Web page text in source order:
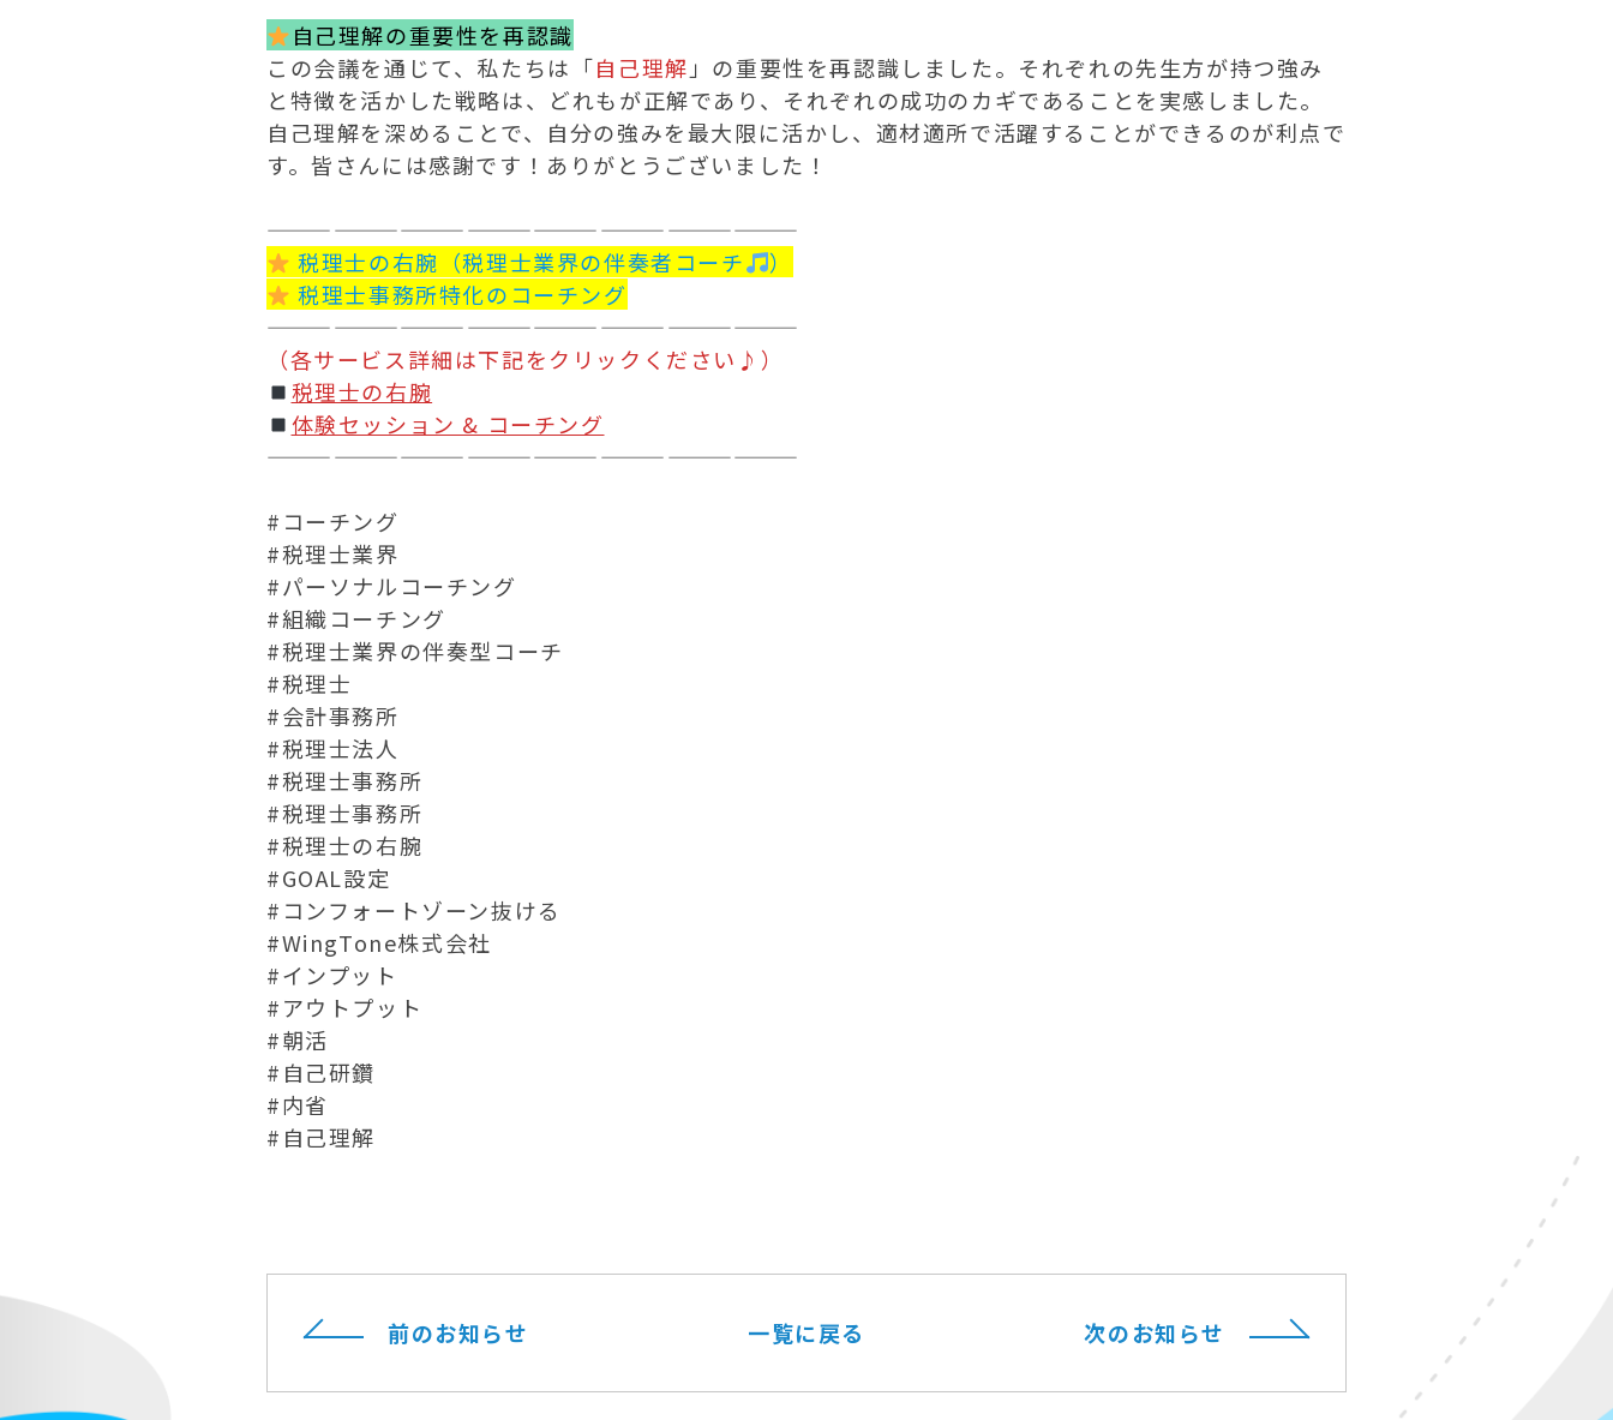
自己理解の重要性を再認識
この会議を通じて、私たちは「自己理解 」の重要性を再認識しました。それぞれの先生方が持つ強み
と特徴を活かした戦略は、どれもが正解であり、それぞれの成功のカギであることを実感しました。
自己理解を深めることで、自分の強みを最大限に活かし、適材適所で活躍することができるのが利点で
す。皆さんには感謝です！ありがとうございました！
————————————————————————
税理士の右腕（税理士業界の伴奏者コーチ
）
税理士事務所特化のコーチング
————————————————————————
（各サービス詳細は下記をクリックください♪）
税理士の右腕
体験セッション & コーチング
————————————————————————
#コーチング
#税理士業界
#パーソナルコーチング
#組織コーチング
#税理士業界の伴奏型コーチ
#税理士
#会計事務所
#税理士法人
#税理士事務所
#税理士事務所
#税理士の右腕
#GOAL設定
#コンフォートゾーン抜ける
#WingTone株式会社
#インプット
#アウトプット
#朝活
#自己研鑽
#内省
#自己理解
前のお知らせ 一覧に戻る 次のお知らせ